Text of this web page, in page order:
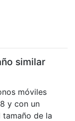
similar
móviles
y con un
tamaño de la